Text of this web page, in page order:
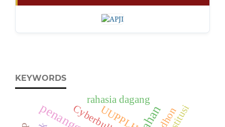
KEYWORDS
rahasia dagang
UUPPLH